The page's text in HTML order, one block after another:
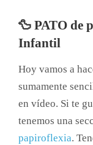
🦆 PATO de
Infantil
Hoy vamos a
sumamente
en vídeo. Si te
tenemos una
papiroflexia.